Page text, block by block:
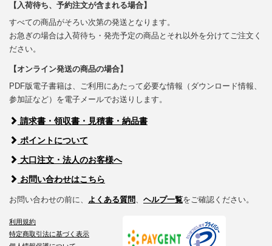
【入荷待ち、予約注文が含まれる場合】
すべての商品がそろい次第の発送となります。
お急ぎの場合は入荷待ち・発売予定の商品とそれ以外を分けてご注文く
ださい。
【オンライン発送の商品の場合】
PDF版電子書籍は、ご利用にあたって必要な情報（ダウンロード情報、
参加証など）を電子メールでお送りします。
請求書・領収書・見積書・納品書
ポイントについて
大口注文・法人のお客様へ
お問い合わせはこちら
お問い合わせの前に、 よくある質問、 ヘルプ一覧をご確認ください。
利用規約
特定商取引法に基づく表示